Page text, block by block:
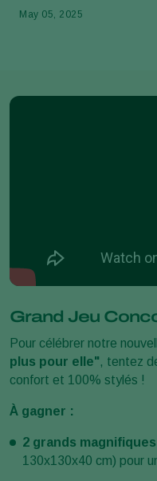
May 05, 2025
Grand Jeu
Pour célébrer notre
plus pour elle", tentez
confort et 100% stylés !
À gagner :
2 grands
130x130x40 cm) pour